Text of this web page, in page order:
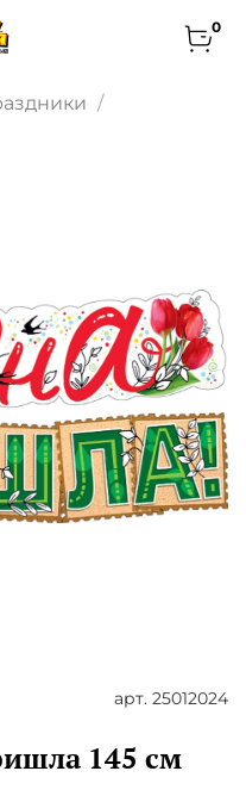
0
арт. 25012024
145 см